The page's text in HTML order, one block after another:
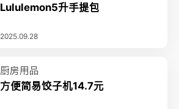
Lululemon5升手提包
2025.09.28
厨房用品
方便简易饺子机14.7元